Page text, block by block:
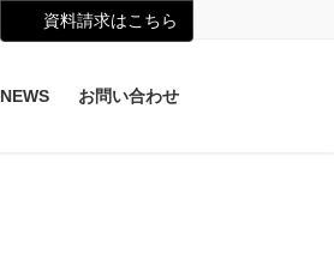
資料請求はこちら
NEWS お問い合わせ